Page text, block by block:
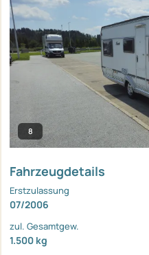
8
Fahrzeugdetails
Erstzulassung
07/2006
zul. Gesamtgew.
1.500 kg